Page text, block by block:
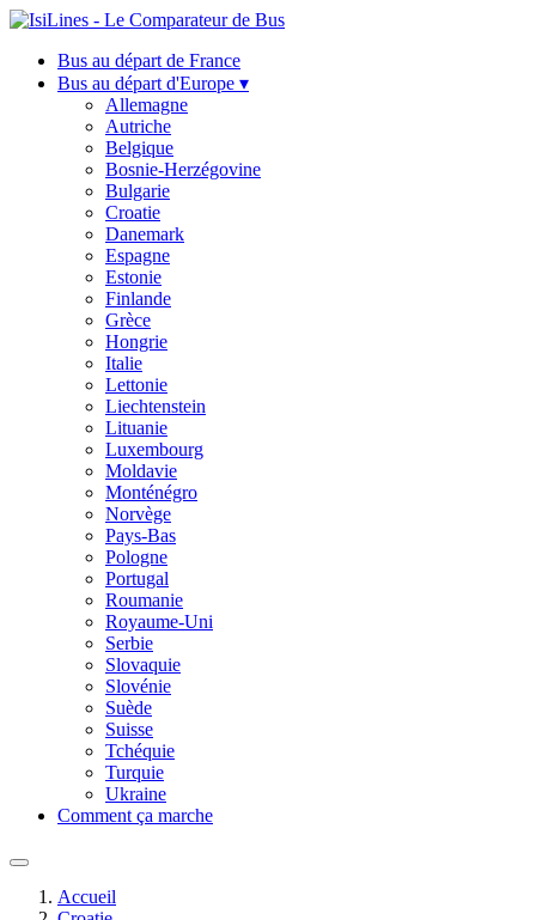
Bus au départ de France
Bus au départ d'Europe ▾
Allemagne
Autriche
Belgique
Bosnie-Herzégovine
Bulgarie
Croatie
Danemark
Espagne
Estonie
Finlande
Grèce
Hongrie
Italie
Lettonie
Liechtenstein
Lituanie
Luxembourg
Moldavie
Monténégro
Norvège
Pays-Bas
Pologne
Portugal
Roumanie
Royaume-Uni
Serbie
Slovaquie
Slovénie
Suède
Suisse
Tchéquie
Turquie
Ukraine
Comment ça marche
Accueil